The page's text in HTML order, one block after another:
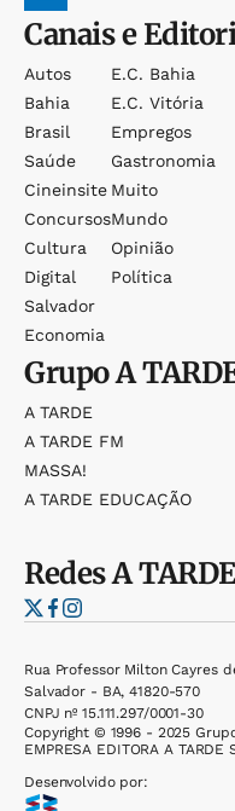
Canais e
Autos
Bahia
Brasil
Saúde
Cineinsite
Concursos
Cultura
Digital
Salvador
Economia
E.c. Bahia
E.c. Vitória
Empregos
Gastronomia
Muito
Mundo
Opinião
Política
GrupoA
A TARDE
A TARDE FM
MASSA!
A TARDE EDUCAÇÃO
RedesA
Rua Professor Milton Cayres
Salvador - BA, 41820-570
CNPJ nº 15.111.297/0001-30
Copyright © 1996 - 2025
EMPRESA EDITORA A TARDE
Desenvolvido por: